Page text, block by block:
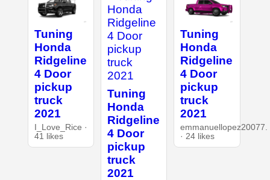
Tuning
Honda
Ridgeline
4 Door
pickup
truck
2021
I_Love_Rice ·
41 likes
Tuning
Honda
Ridgeline
4 Door
pickup
truck
2021
Tuning
Honda
Ridgeline
4 Door
pickup
truck
2021
emmanuellopez20077.
· 24 likes